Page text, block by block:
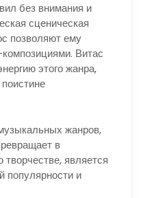
без внимания и
сценическая
позволяют ему
Витас
этого жанра,
жанров,
в
творчестве, является
популярности и